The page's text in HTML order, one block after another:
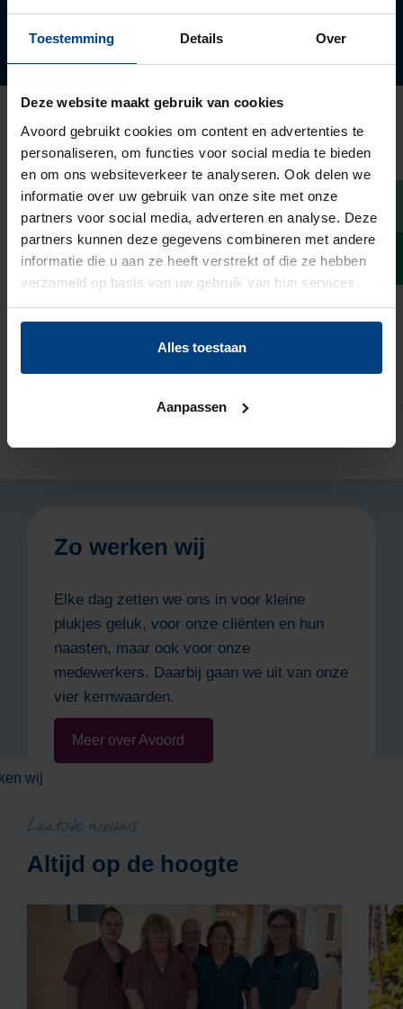
Toestemming Details Over
Deze website maakt gebruik van cookies
Avoord gebruikt cookies om content en advertenties te
personaliseren, om functies voor social media te bieden
en om ons websiteverkeer te analyseren. Ook delen we
informatie over uw gebruik van onze site met onze
partners voor social media, adverteren en analyse. Deze
partners kunnen deze gegevens combineren met andere
informatie die u aan ze heeft verstrekt of die ze hebben
verzameld op basis van uw gebruik van hun services.
Alles toestaan
Aanpassen
groepswoning.
Ontdek onze locaties
Zo werken wij
Elke dag zetten we ons in voor kleine
plukjes geluk, voor onze cliënten en hun
naasten, maar ook voor onze
medewerkers. Daarbij gaan we uit van onze
vier kernwaarden.
Meer over Avoord
Laatste nieuws
Altijd op de hoogte